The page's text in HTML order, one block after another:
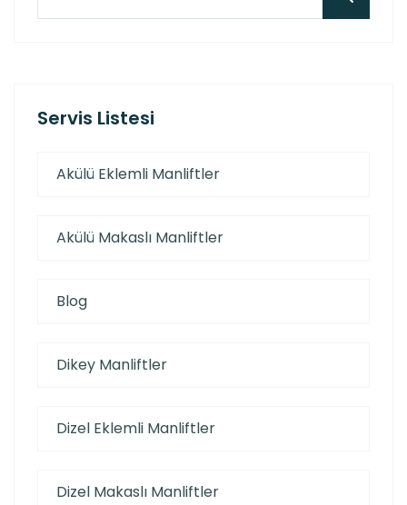
Servis Listesi
Akülü Eklemli Manliftler
Akülü Makaslı Manliftler
Blog
Dikey Manliftler
Dizel Eklemli Manliftler
Dizel Makaslı Manliftler